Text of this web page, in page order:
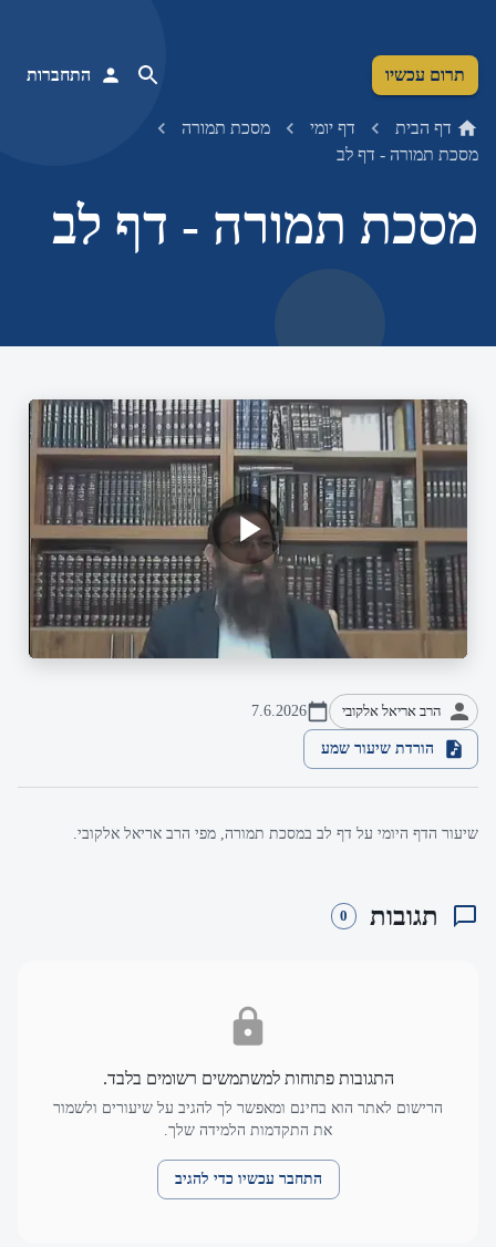
תרום עכשיו התחברות
דף הבית דף יומי
מסכת תמורה
מסכת תמורה - דף לב
מסכת תמורה - דף לב
הרב אריאל אלקובי 7.6.2026
הורדת שיעור שמע
שיעור הדף היומי על דף לב במסכת תמורה, מפי הרב אריאל אלקובי.
תגובות 0
התגובות פתוחות למשתמשים רשומים בלבד.
הרישום לאתר הוא בחינם ומאפשר לך להגיב על שיעורים ולשמור
את התקדמות הלמידה שלך.
התחבר עכשיו כדי להגיב